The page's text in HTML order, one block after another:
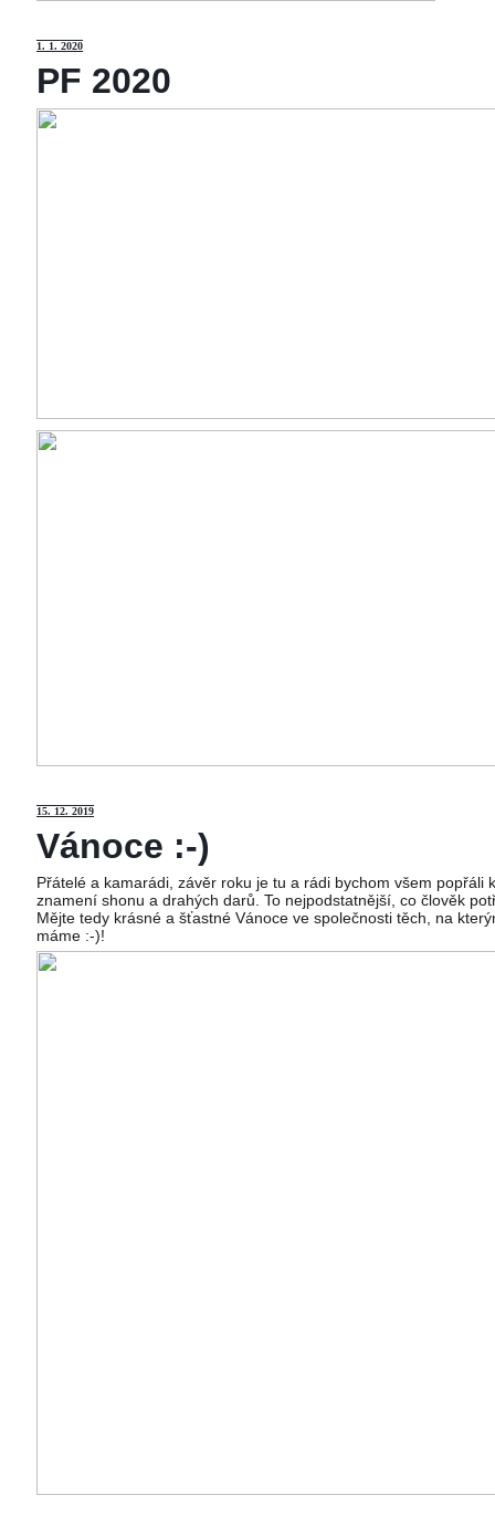
1. 1. 2020
PF 2020
15. 12. 2019
Vánoce :-)
Přátelé a kamarádi, závěr roku je tu a rádi bychom všem
znamení shonu a drahých darů. To nejpodstatnější, co člověk
Mějte tedy krásné a šťastné Vánoce ve společnosti těch, na
máme :-)!